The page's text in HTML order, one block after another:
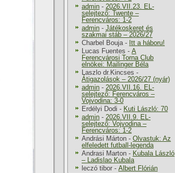
admin - 2026.VII.23. EL-
selejtező: Twente –
Ferencváros: 1-2
admin - Játékoskeret és
szakmai stáb – 2026/27
Charbel Bouja- Itt a háboru!
Lucas Fuentes - A
Ferencvárosi Torna Club
elnökei: Mailinger Béla
Laszlo dr.Kincses -
Átigazolások – 2026/27 (nyár)
admin - 2026.VII.16. EL-
selejtező: Ferencváros –
Vojvodina: 3-0
Erdélyi Dodi - Kuti László: 70
admin - 2026.VII.9. EL-
selejtező: Vojvodina –
Ferencváros: 1-2
Andrási Márton - Olvastuk: Az
elfeledett futball-legenda
Andrasi Marton - Kubala László
– Ladislao Kubala
leczó tibor - Albert Flórián